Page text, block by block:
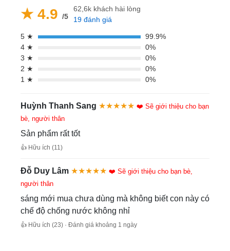
★ 4.9 /5
62,6k khách hài lòng
19 đánh giá
5 ★
99.9%
4 ★
0%
3 ★
0%
2 ★
0%
1 ★
0%
Huỳnh Thanh Sang ★★★★★ ❤️ Sẽ giới thiệu cho bạn
bè, người thân
Sản phẩm rất tốt
👍 Hữu ích (11)
Đỗ Duy Lâm ★★★★★ ❤️ Sẽ giới thiệu cho bạn bè,
người thân
sáng mới mua chưa dùng mà không biết con này có
chế độ chống nước không nhỉ
👍 Hữu ích (23) · Đánh giá khoảng 1 ngày